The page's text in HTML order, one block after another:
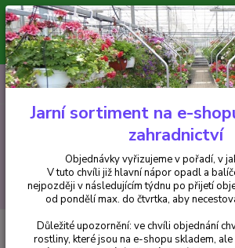
Minimální hodnota pro odeslání z e-
V tuto chvíli již hlavní nápor objednávek opadl
nejpozději v následujícím týdnu po přijetí
vyřizujeme v pořadí, v jakém
CZK
+420 602 223 614
Fuchsie Jollies Nizza Fuchsie ( Fuchsie) -
Jarní sortiment na e-
zahradnictví
Objednávky vyřizujeme v pořadí, v
V tuto chvíli již hlavní nápor opadl a
nejpozději v následujícím týdnu po přijetí
od pondělí max. do čtvrtka, aby
Důležité upozornění: ve chvíli objednání
rostliny, které jsou na e-shopu skladem,